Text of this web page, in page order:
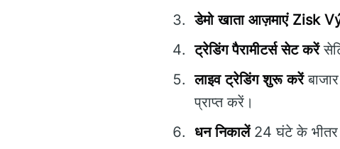
डेमो खाता आज़माएं Zisk
ट्रेडिंग पैरामीटर्स सेट करें
लाइव ट्रेडिंग शुरू करें
प्राप्त करें।
धन निकालें24 घंटे के भीतर